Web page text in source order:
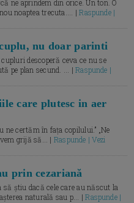
ne aprindem din orice. Un ton. O
noaptea trecuta.... |Raspunde |
nu doar parinti
descoperă ceva ce nu se
pe plan secund. ... |Raspunde |
care plutesc in aer
ne certăm în fața copilului.” „Ne
grijă să... | Raspunde | Vezi
prin cezariană
știu dacă cele care au născut la
naturală sau p... |Raspunde |